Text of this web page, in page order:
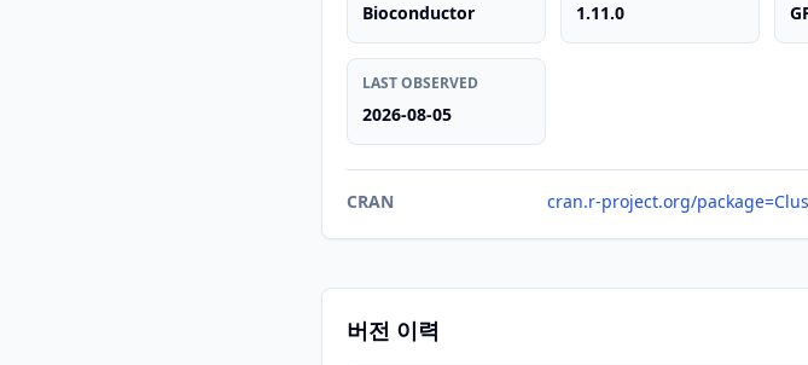
Bioconductor 1.11.0
LAST OBSERVED
2026-08-05
CRAN cran.r-project.org/
버전 이력